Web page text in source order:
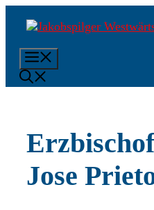
Inhalt
Jose